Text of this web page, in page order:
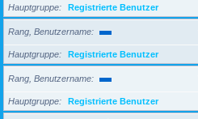
Hauptgruppe Registrierte Benutzer
Rang, Benutzername
Hauptgruppe Registrierte Benutzer
Rang, Benutzername
Hauptgruppe Registrierte Benutzer